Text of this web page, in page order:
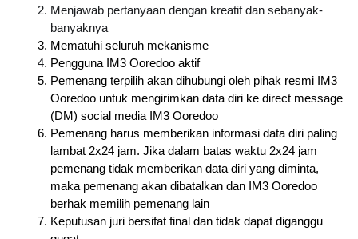
Menjawab pertanyaan dengan kreatif dan sebanyak-
banyaknya
Mematuhi seluruh mekanisme
Pengguna IM3 Ooredoo aktif
Pemenang terpilih akan dihubungi oleh pihak resmi IM3
Ooredoo untuk mengirimkan data diri ke direct message
(DM) social media IM3 Ooredoo
Pemenang harus memberikan informasi data diri paling
lambat 2x24 jam. Jika dalam batas waktu 2x24 jam
pemenang tidak memberikan data diri yang diminta,
maka pemenang akan dibatalkan dan IM3 Ooredoo
berhak memilih pemenang lain
Keputusan juri bersifat final dan tidak dapat diganggu